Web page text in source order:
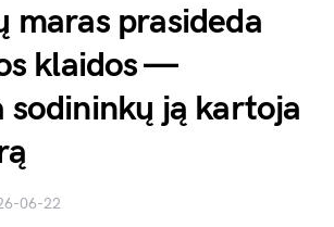
maras prasideda
klaidos —
sodininkų ją kartoja
06-22